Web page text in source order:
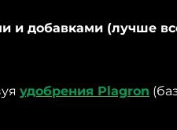
добавками (лучше
удобрения Plagron